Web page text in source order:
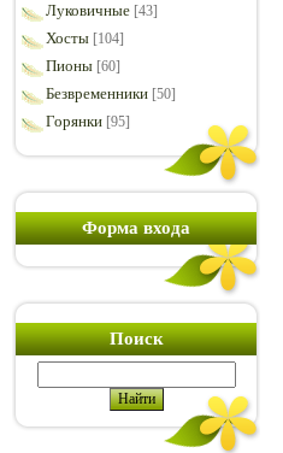
Луковичные [43]
Хосты [104]
Пионы [60]
Безвременники [50]
Горянки [95]
Форма входа
Поиск